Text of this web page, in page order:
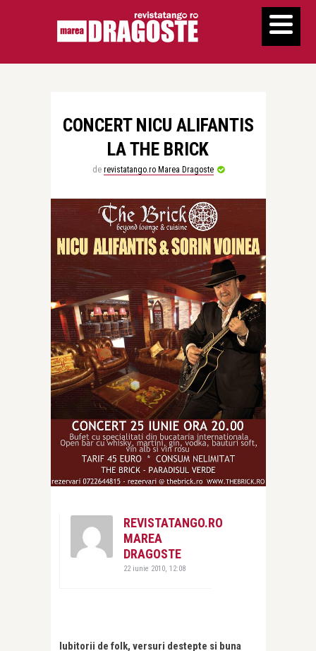
CONCERT NICU ALIFANTIS
LA THE BRICK
de revistatango.ro Marea Dragoste
REVISTATANGO.RO
MAREA
DRAGOSTE
22 iunie 2010, 12:08
Iubitorii de folk, versuri destepte si buna